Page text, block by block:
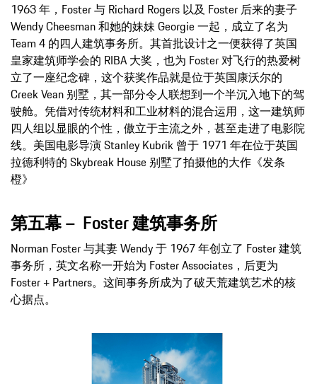
1963 年，Foster 与 Richard Rogers 以及 Foster 后来的妻子
Wendy Cheesman 和她的妹妹 Georgie 一起，成立了名为
Team 4 的四人建筑事务所。其首批设计之一便获得了英国
皇家建筑师学会的 RIBA 大奖，也为 Foster 对飞行的热爱树
立了一座纪念碑，这个获奖作品就是位于英国康沃尔的
Creek Vean 别墅，其一部分令人联想到一个半沉入地下的驾
驶舱。凭借对传统材料和工业材料的混合运用，这一建筑师
四人组以显眼的个性，傲立于主流之外，甚至走进了电影院
线。美国电影导演 Stanley Kubrik 曾于 1971 年在位于英国
拉德利特的 Skybreak House 别墅了拍摄他的大作《发条
橙》
第五幕 – Foster 建筑事务所
Norman Foster 与其妻 Wendy 于 1967 年创立了 Foster 建筑
事务所，英文名称一开始为 Foster Associates，后更为
Foster + Partners。这间事务所成为了破天荒建筑艺术的核
心据点。